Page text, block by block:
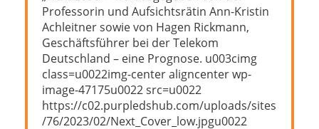
Professorin und Aufsichtsrätin Ann-Kristin
Achleitner sowie von Hagen Rickmann,
Geschäftsführer bei der Telekom
Deutschland – eine Prognose. u003cimg
class=u0022img-center aligncenter wp-
image-47175u0022 src=u0022
https://c02.purpledshub.com/uploads/sites
/76/2023/02/Next_Cover_low.jpgu0022